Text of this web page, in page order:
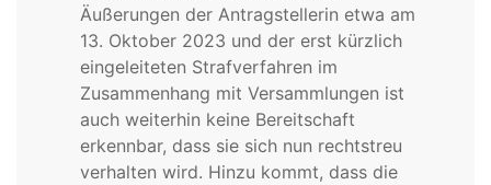
Äußerungen der Antragstellerin etwa am
13. Oktober 2023 und der erst kürzlich
eingeleiteten Strafverfahren im
Zusammenhang mit Versammlungen ist
auch weiterhin keine Bereitschaft
erkennbar, dass sie sich nun rechtstreu
verhalten wird. Hinzu kommt, dass die